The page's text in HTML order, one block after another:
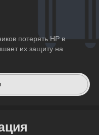
потерять HP в
их защиту на